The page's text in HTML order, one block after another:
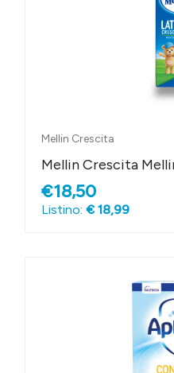
Mellin Crescita
Mellin Crescita
€18,50
Listino: € 18,99